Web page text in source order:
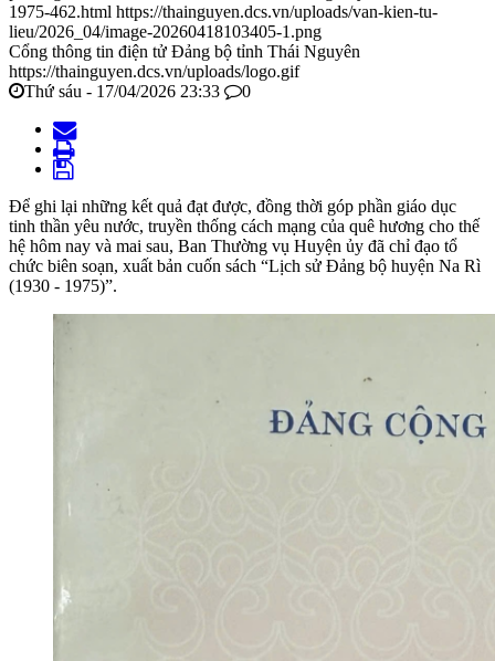
1975-462.html https://thainguyen.dcs.vn/uploads/van-kien-tu-
lieu/2026_04/image-20260418103405-1.png
Cổng thông tin điện tử Đảng bộ tỉnh Thái Nguyên
https://thainguyen.dcs.vn/uploads/logo.gif
Thứ sáu - 17/04/2026 23:33
0
Để ghi lại những kết quả đạt được, đồng thời góp phần giáo dục
tinh thần yêu nước, truyền thống cách mạng của quê hương cho thế
hệ hôm nay và mai sau, Ban Thường vụ Huyện ủy đã chỉ đạo tổ
chức biên soạn, xuất bản cuốn sách “Lịch sử Đảng bộ huyện Na Rì
(1930 - 1975)”.